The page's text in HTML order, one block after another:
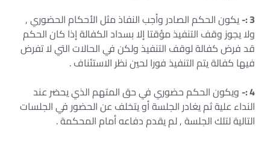
3 :- يكون الحكم الصادر وأجب النفاذ مثل الأحكام الحضوري ,
ولا يجوز وقف التنفيذ مؤقتا إلا بسداد الكفالة إذا كان الحكم
قد فرض كفالة لوقف التنفيذ ولكن في الحالات التي لا تفرض
فيها كفالة يتم التنفيذ فورا لحين نظر الاستئناف .
4 :- ويكون الحكم حضوري في حق المتهم الذي يحضر عند
النداء علية ثم يغادر الجلسة أو يتخلف عن الحضور في الجلسات
التالية لتلك الجلسة , لم يقدم دفاعه أمام المحكمة .